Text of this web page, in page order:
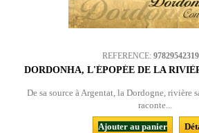
REFERENCE:
DORDONHA, L'ÉPOPÉE DE LA
De sa source à Argentat, la Dordogne, rivière
raconte...
Ajouter au panier